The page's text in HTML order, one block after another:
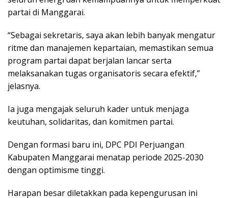
partai di Manggarai.
“Sebagai sekretaris, saya akan lebih banyak mengatur
ritme dan manajemen kepartaian, memastikan semua
program partai dapat berjalan lancar serta
melaksanakan tugas organisatoris secara efektif,”
jelasnya.
Ia juga mengajak seluruh kader untuk menjaga
keutuhan, solidaritas, dan komitmen partai.
Dengan formasi baru ini, DPC PDI Perjuangan
Kabupaten Manggarai menatap periode 2025-2030
dengan optimisme tinggi.
Harapan besar diletakkan pada kepengurusan ini